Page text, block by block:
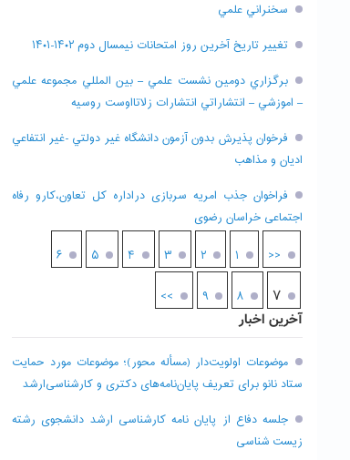
سخنراني علمي
تغيير تاريخ آخرين روز امتحانات نيمسال دوم ۱۴۰۲-۱۴۰۱
برگزاري دومين نشست علمي – بين المللي مجموعه علمي
– اموزشي – انتشاراتي انتشارات زلاتااوست روسيه
فرخوان پذيرش بدون آزمون دانشگاه غير دولتي -غير انتفاعي
اديان و مذاهب
فراخوان جذب امریه سربازی دراداره کل تعاون،کارو رفاه
اجتماعی خراسان رضوی
<< ۱ ۲ ۳ ۴ ۵ ۶
۷ ۸ ۹ >>
آخرین اخبار
موضوعات اولویت‌دار (مسأله محور)؛ موضوعات مورد حمایت
ستاد نانو برای تعریف پایان‌نامه‌های دکتری و کارشناسی‌ارشد
جلسه دفاع از پایان نامه کارشناسی ارشد دانشجوی رشته
زیست شناسی